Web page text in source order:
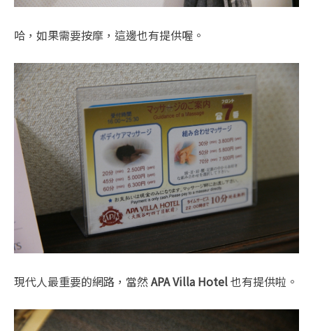
哈，如果需要按摩，這邊也有提供喔。
現代人最重要的網路，當然APA Villa Hotel也有提供啦。